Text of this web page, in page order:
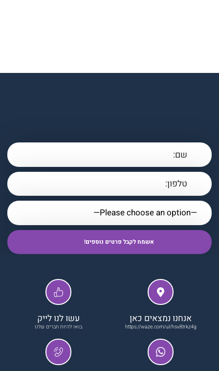
אנחנו נמצאים כאן
https://waze.com/ul/hsv8trkz4g
עשו לנו לייק
בואו להיות חברים שלנו